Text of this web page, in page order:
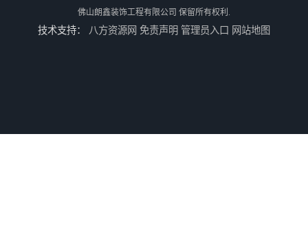
佛山朗鑫装饰工程有限公司 保留所有权利.
技术支持： 八方资源网 免责声明 管理员入口 网站地图